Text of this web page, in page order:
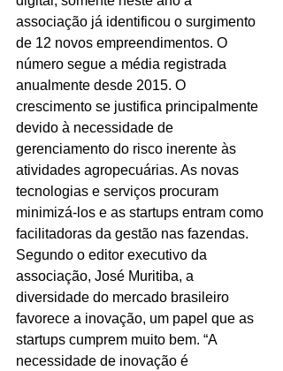
associação já identificou o surgimento
de 12 novos empreendimentos. O
número segue a média registrada
anualmente desde 2015. O
crescimento se justifica principalmente
devido à necessidade de
gerenciamento do risco inerente às
atividades agropecuárias. As novas
tecnologias e serviços procuram
minimizá-los e as startups entram como
facilitadoras da gestão nas fazendas.
Segundo o editor executivo da
associação, José Muritiba, a
diversidade do mercado brasileiro
favorece a inovação, um papel que as
startups cumprem muito bem. “A
necessidade de inovação é